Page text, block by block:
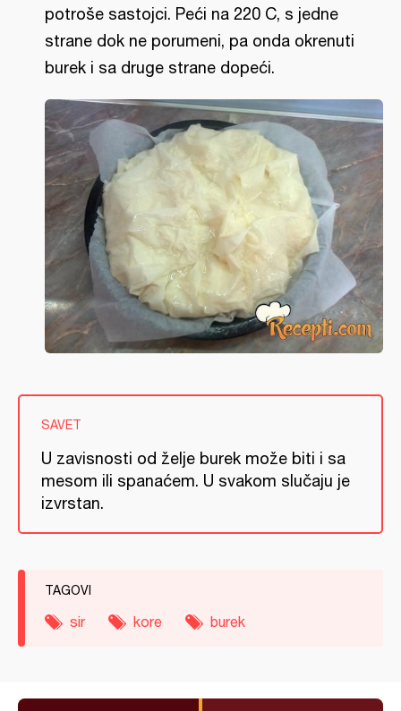
potroše sastojci. Peći na 220 C, s jedne
strane dok ne porumeni, pa onda okrenuti
burek i sa druge strane dopeći.
SAVET
U zavisnosti od želje burek može biti i sa
mesom ili spanaćem. U svakom slučaju je
izvrstan.
TAGOVI
sir kore burek